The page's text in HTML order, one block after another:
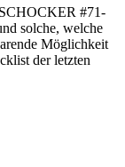
#71-
solche, welche
Möglichkeit
der letzten